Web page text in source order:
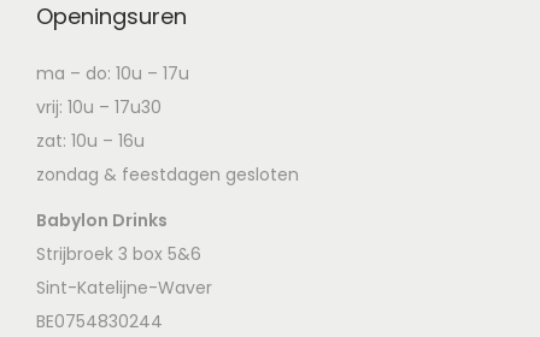
Openingsuren
ma – do: 10u – 17u
vrij: 10u – 17u30
zat: 10u – 16u
zondag & feestdagen gesloten
Babylon Drinks
Strijbroek 3 box 5&6
Sint-Katelijne-Waver
BE0754830244